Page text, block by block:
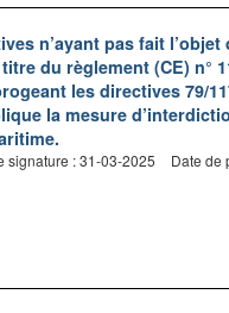
n’ayant pas fait l’objet
du règlement (CE) n°
les directives 79/
la mesure
signature : 31-03-2025
Date de